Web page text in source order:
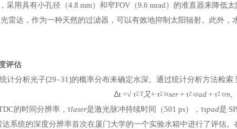
采用具有小孔径（4.8 mm）和窄FOV（9.6 mrad）的准直器来降低
雷达，作为一种天然的过滤器，可以有效地抑制太阳辐射。此外，
评估
计分析光子[29–31]的概率分布来确定水深。通过统计分析方法检索
∆t =√ τ2 T又+ τ2 laser + τ2 spad + τ2 syn,
的时间分辨率， τlaser是激光脉冲持续时间（501 ps）， τspad是
达系统的深度分辨率首次在厦门大学的一个实验水箱中进行了评估。